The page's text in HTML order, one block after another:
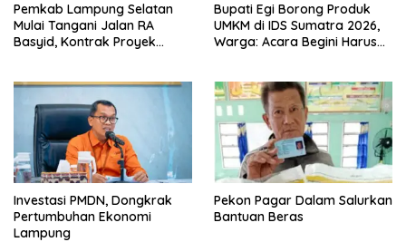
Pemkab Lampung Selatan
Mulai Tangani Jalan RA
Basyid, Kontrak Proyek
Bupati Egi Borong Produk
UMKM di IDS Sumatra 2026,
Warga: Acara Begini Harus
Investasi PMDN, Dongkrak
Pertumbuhan Ekonomi
Lampung
Pekon Pagar Dalam Salurkan
Bantuan Beras